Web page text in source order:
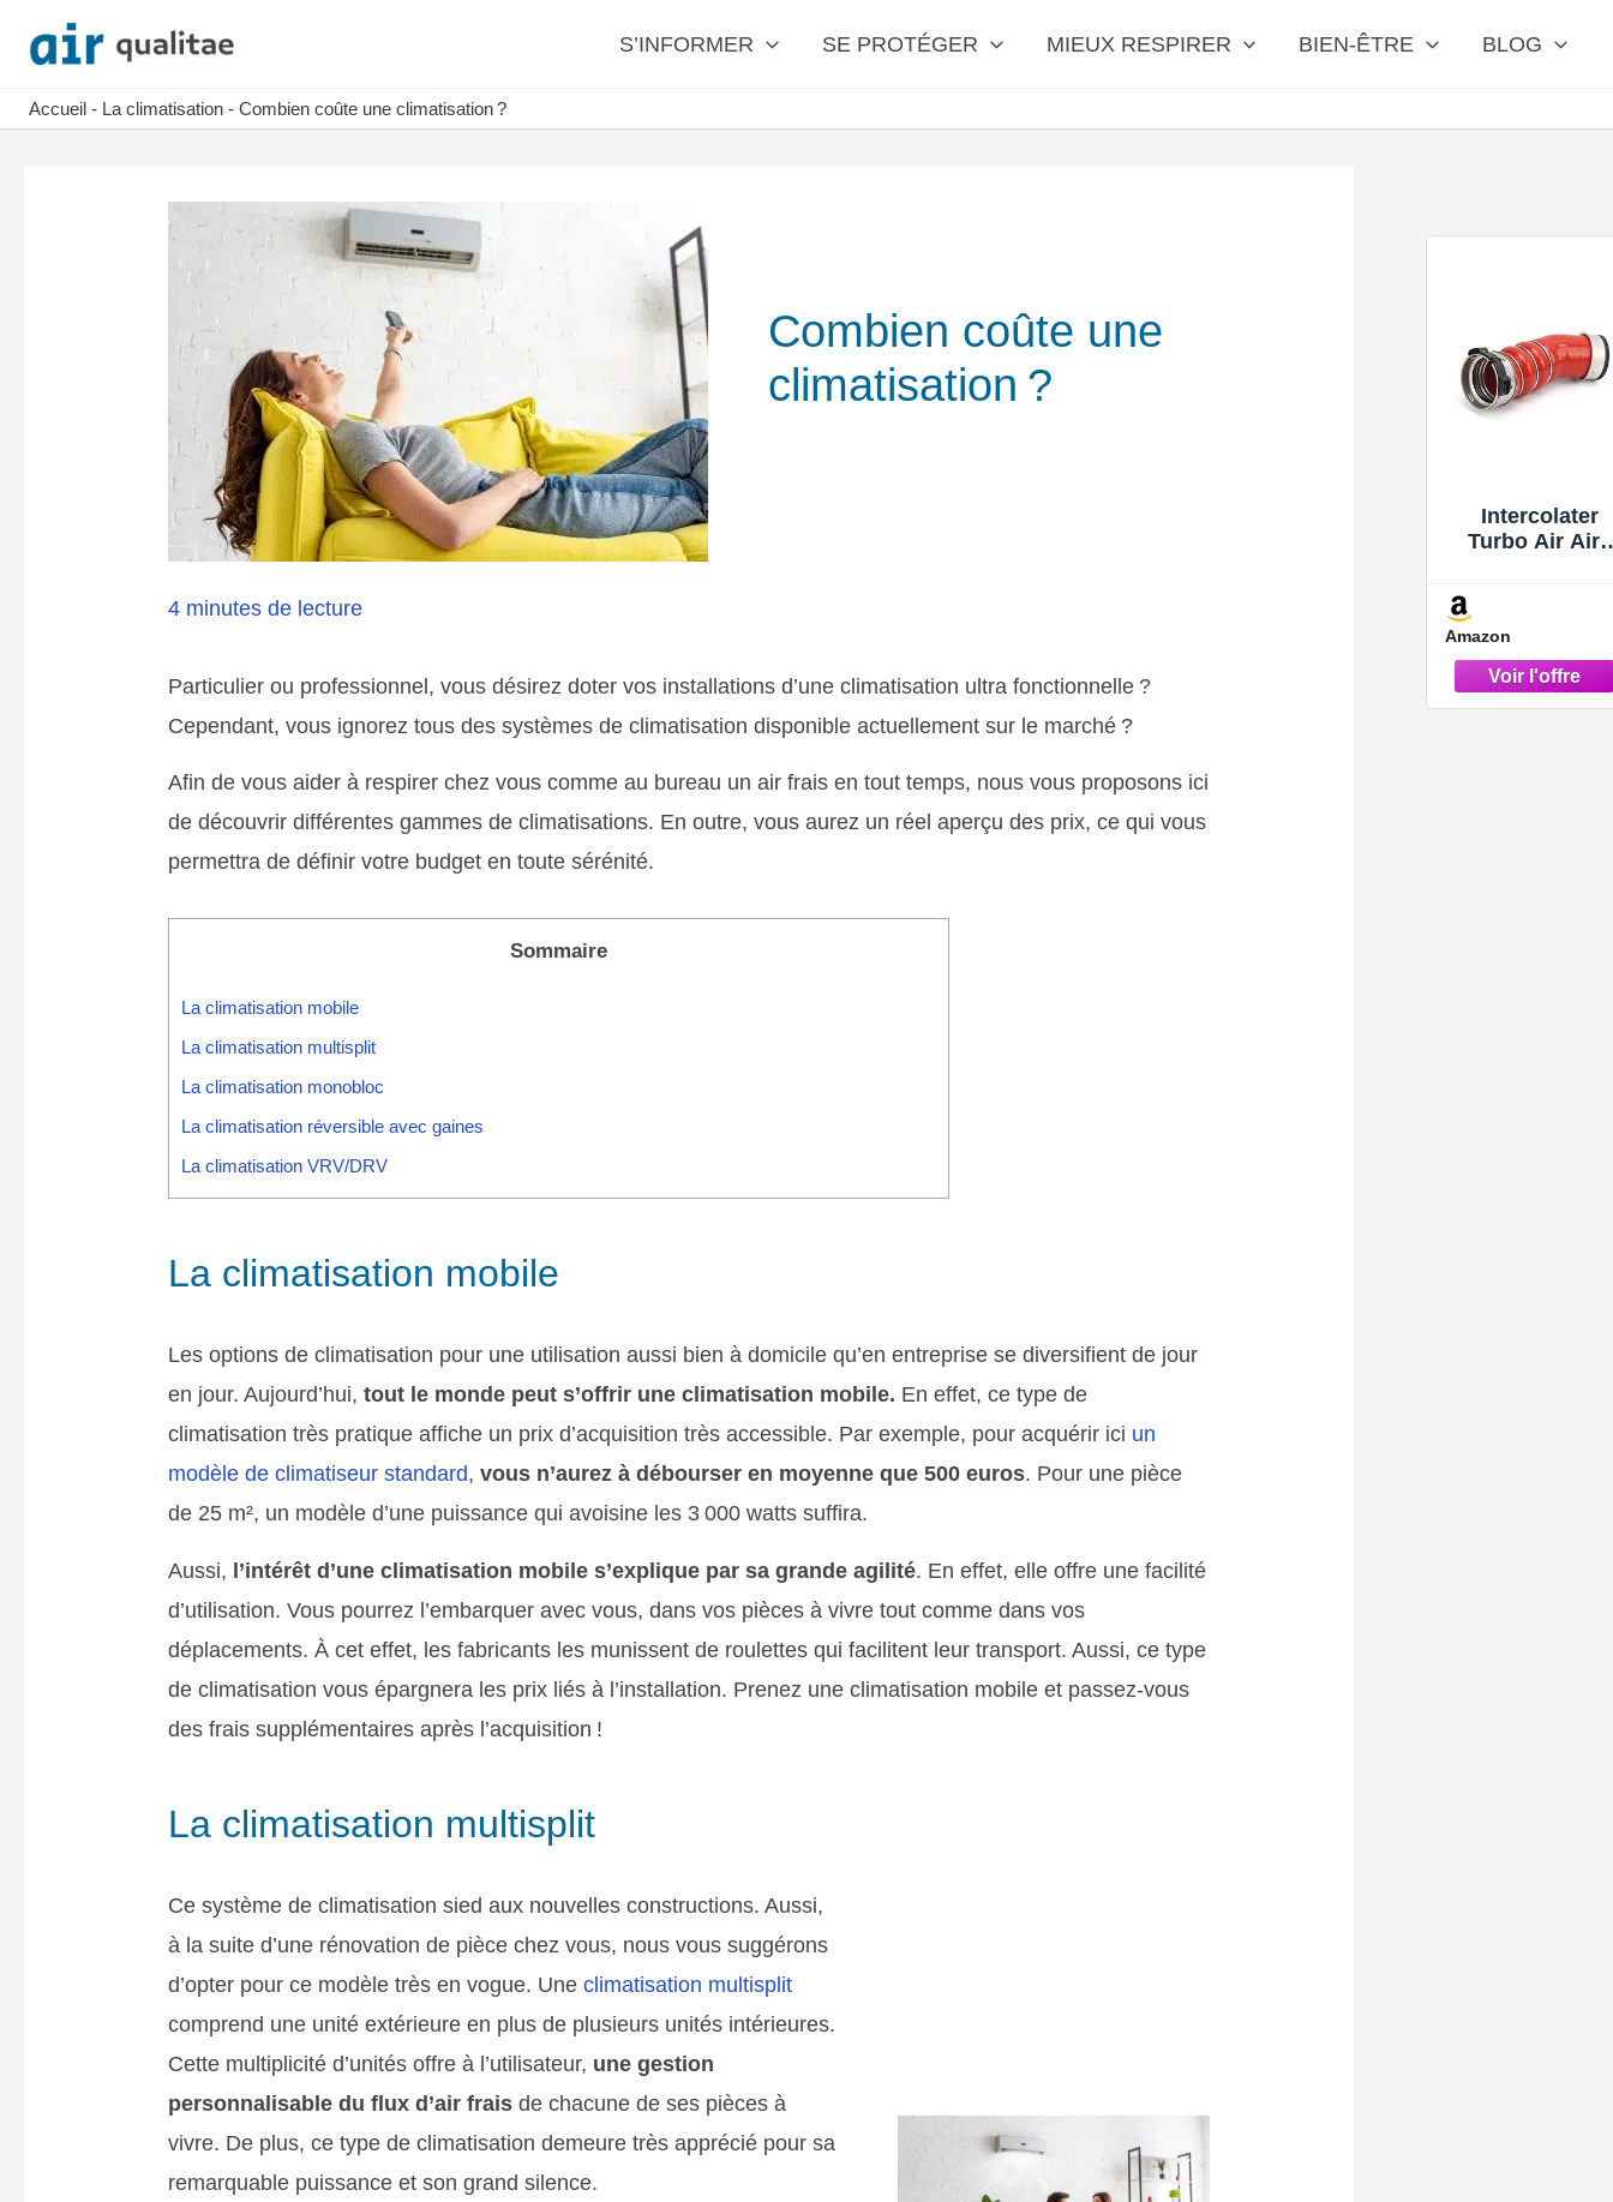
contenu
S’INFORMER SE PROTÉGER MIEUX RESPIRER BIEN-ÊTRE BLOG
Accueil - La climatisation - Combien coûte une climatisation ?
Combien coûte une
climatisation ?
4 minutes de lecture
Particulier ou professionnel, vous désirez doter vos installations d’une climatisation ultra fonctionnelle ?
Cependant, vous ignorez tous des systèmes de climatisation disponible actuellement sur le marché ?
Afin de vous aider à respirer chez vous comme au bureau un air frais en tout temps, nous vous proposons ici
de découvrir différentes gammes de climatisations. En outre, vous aurez un réel aperçu des prix, ce qui vous
permettra de définir votre budget en toute sérénité.
Sommaire
La climatisation mobile
La climatisation multisplit
La climatisation monobloc
La climatisation réversible avec gaines
La climatisation VRV/DRV
La climatisation mobile
Les options de climatisation pour une utilisation aussi bien à domicile qu’en entreprise se diversifient de jour
en jour. Aujourd’hui,tout le monde peut s’offrir une climatisation mobile. En effet, ce type de
climatisation très pratique affiche un prix d’acquisition très accessible. Par exemple, pour acquérir ici un
modèle de climatiseur standard,vous n’aurez à débourser en moyenne que 500 euros. Pour une pièce
de 25 m², un modèle d’une puissance qui avoisine les 3 000 watts suffira.
Aussi, l’intérêt d’une climatisation mobile s’explique par sa grande agilité. En effet, elle offre une facilité
d’utilisation. Vous pourrez l’embarquer avec vous, dans vos pièces à vivre tout comme dans vos
déplacements. À cet effet, les fabricants les munissent de roulettes qui facilitent leur transport. Aussi, ce type
de climatisation vous épargnera les prix liés à l’installation. Prenez une climatisation mobile et passez-vous
des frais supplémentaires après l’acquisition !
La climatisation multisplit
Ce système de climatisation sied aux nouvelles constructions. Aussi,
à la suite d’une rénovation de pièce chez vous, nous vous suggérons
d’opter pour ce modèle très en vogue. Uneclimatisation multisplit
comprend une unité extérieure en plus de plusieurs unités intérieures.
Cette multiplicité d’unités offre à l’utilisateur, une gestion
personnalisable du flux d’air frais de chacune de ses pièces à
vivre. De plus, ce type de climatisation demeure très apprécié pour sa
remarquable puissance et son grand silence.
Intercolater
Turbo Air Aird
de X5 3.0
2010
Amazon